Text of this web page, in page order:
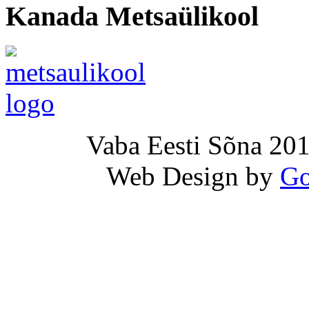
Kanada Metsaülikool
Vaba Eesti Sõna
Web Design by